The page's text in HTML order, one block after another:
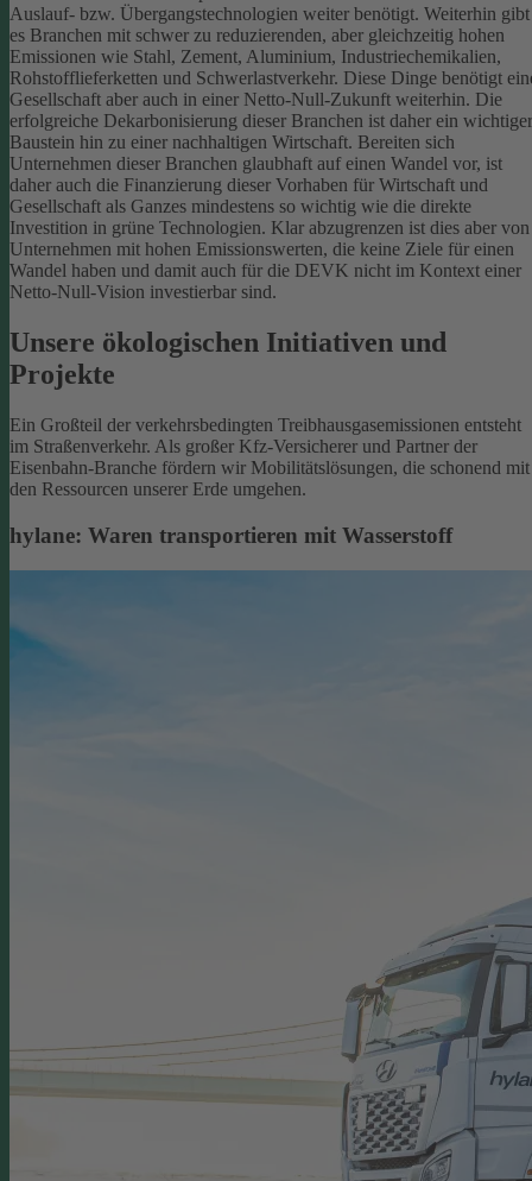
Auslauf- bzw. Übergangstechnologien weiter benötigt. Weiterhin gibt
es Branchen mit schwer zu reduzierenden, aber gleichzeitig hohen
Emissionen wie Stahl, Zement, Aluminium, Industriechemikalien,
Rohstofflieferketten und Schwerlastverkehr. Diese Dinge benötigt
Gesellschaft aber auch in einer Netto-Null-Zukunft weiterhin. Die
erfolgreiche Dekarbonisierung dieser Branchen ist daher ein wichtiger
Baustein hin zu einer nachhaltigen Wirtschaft. Bereiten sich
Unternehmen dieser Branchen glaubhaft auf einen Wandel vor, ist
daher auch die Finanzierung dieser Vorhaben für Wirtschaft und
Gesellschaft als Ganzes mindestens so wichtig wie die direkte
Investition in grüne Technologien. Klar abzugrenzen ist dies aber von
Unternehmen mit hohen Emissionswerten, die keine Ziele für einen
Wandel haben und damit auch für die DEVK nicht im Kontext einer
Netto-Null-Vision investierbar sind.
Unsere ökologischen Initiativen und
Projekte
Ein Großteil der verkehrsbedingten Treibhausgasemissionen entsteht
im Straßenverkehr. Als großer Kfz-Versicherer und Partner der
Eisenbahn-Branche fördern wir Mobilitätslösungen, die schonend mit
den Ressourcen unserer Erde umgehen.
hylane: Waren transportieren mit Wasserstoff